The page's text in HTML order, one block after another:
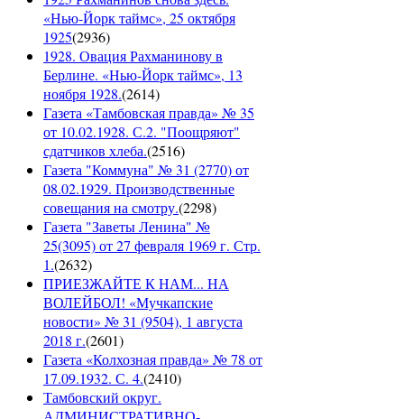
«Нью-Йорк таймс», 25 октября
1925(2936)
1928. Овация Рахманинову в
Берлине. «Нью-Йорк таймс», 13
ноября 1928.(2614)
Газета «Тамбовская правда» № 35
от 10.02.1928. С.2. "Поощряют"
сдатчиков хлеба.(2516)
Газета "Коммуна" № 31 (2770) от
08.02.1929. Производственные
совещания на смотру.(2298)
Газета "Заветы Ленина" №
25(3095) от 27 февраля 1969 г. Стр.
1.(2632)
ПРИЕЗЖАЙТЕ К НАМ... НА
ВОЛЕЙБОЛ! «Мучкапские
новости» № 31 (9504), 1 августа
2018 г.(2601)
Газета «Колхозная правда» № 78 от
17.09.1932. С. 4.(2410)
Тамбовский округ.